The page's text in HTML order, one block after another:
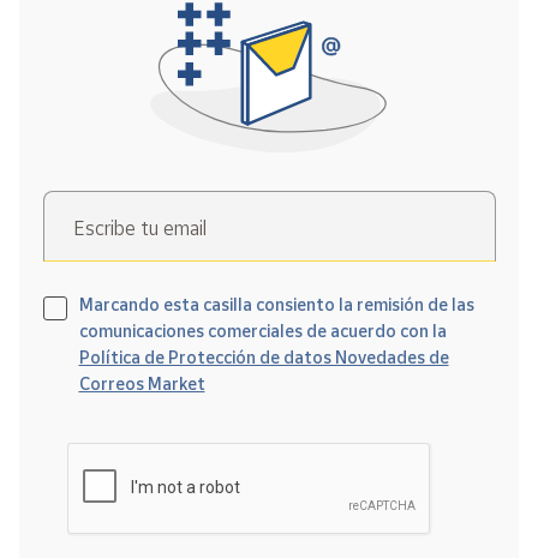
Escribe tu email
Marcando esta casilla consiento la remisión de las
comunicaciones comerciales de acuerdo con la
Política de Protección de datos Novedades de
Correos Market